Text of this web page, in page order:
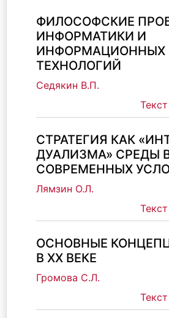
ФИЛОСОФСКИЕ
ИНФОРМАТИКИ И
ИНФОРМАЦИОННЫХ
ТЕХНОЛОГИЙ
Седякин В.П.
СТРАТЕГИЯ КАК
ДУАЛИЗМА» СРЕДЫ
СОВРЕМЕННЫХ
Лямзин О.Л.
ОСНОВНЫЕ
В XX ВЕКЕ
Громова С.Л.